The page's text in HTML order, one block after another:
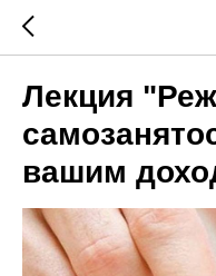
Лекция
вашим